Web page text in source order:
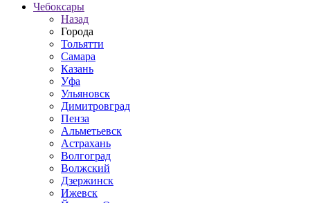
Чебоксары
Назад
Города
Тольятти
Самара
Казань
Уфа
Ульяновск
Димитровград
Пенза
Альметьевск
Астрахань
Волгоград
Волжский
Дзержинск
Ижевск